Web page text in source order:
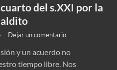
del s.XXI por la
- Dejar un comentario
y un acuerdo no
tiempo libre. Nos